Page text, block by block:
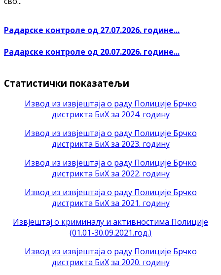
Радарске контроле од 27.07.2026. године...
Радарске контроле од 20.07.2026. године...
Статистички показатељи
Извод из извјештаја о раду Полиције Брчко
дистрикта БиХ за 2024. годину
Извод из извјештаја о раду Полиције Брчко
дистрикта БиХ за 2023. годину
Извод из извјештаја о раду Полиције Брчко
дистрикта БиХ за 2022. годину
Извод из извјештаја о раду Полиције Брчко
дистрикта БиХ за 2021. годину
Извјештај о криминалу и активностима Полиције
(01.01-30.09.2021.год.)
Извод из извјештаја о раду Полиције Брчко
дистрикта БиХ за 2020. годину